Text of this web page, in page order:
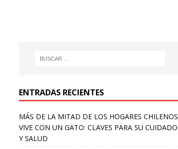
ENTRADAS RECIENTES
MÁS DE LA MITAD DE LOS HOGARES CHILENOS
VIVE CON UN GATO: CLAVES PARA SU CUIDADO
Y SALUD